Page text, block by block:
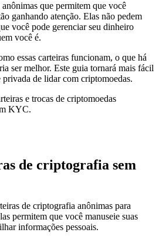
que permitem que você
ganhando atenção. Elas não pedem
você pode gerenciar seu dinheiro
você é.
essas carteiras funcionam, o que há
ser melhor. Este guia tornará mais fácil
de lidar com criptomoedas.
e trocas de criptomoedas
KYC.
de criptografia sem
de criptografia anônimas para
permitem que você manuseie suas
informações pessoais.